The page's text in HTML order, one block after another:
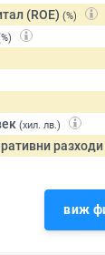
(ROE) (%)
(хил. лв.)
разходи
виж